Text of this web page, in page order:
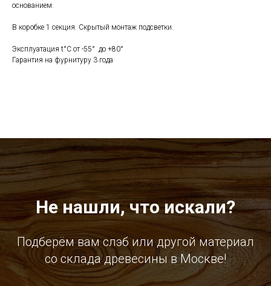
основанием.
В коробке 1 секция. Скрытый монтаж подсветки.
Эксплуатация t°C от -55° до +80°
Гарантия на фурнитуру 3 года
Не нашли, что искали?
Подберём вам слэб или другой материал
со склада древесины в Москве!